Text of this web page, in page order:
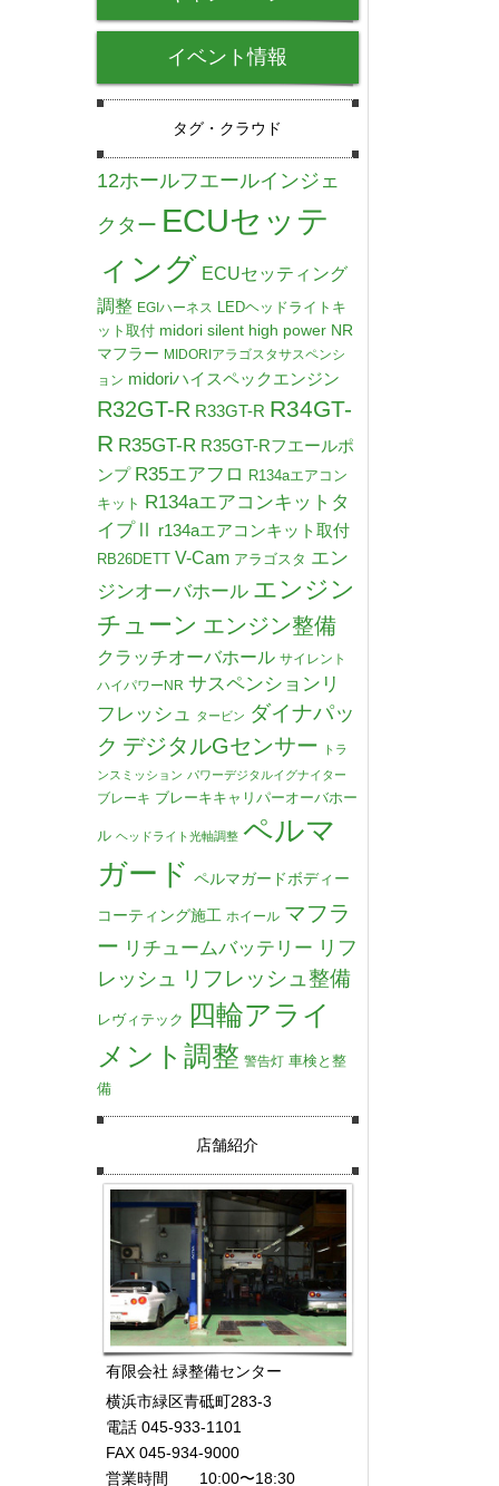
イベント情報
タグ・クラウド
12ホールフエールインジェ
クター ECUセッテ
ィング ECUセッティング
調整 EGIハーネス LEDヘッドライトキ
ット取付 midori silent high power NR
マフラー MIDORIアラゴスタサスペンシ
ョン midoriハイスペックエンジン
R32GT-R R33GT-R R34GT-
R R35GT-R R35GT-Rフエールポ
ンプ R35エアフロ R134aエアコン
キット R134aエアコンキットタ
イプⅡ
r134aエアコンキット取付
RB26DETT V-Cam アラゴスタ エン
ジンオーバホール エンジン
チューン エンジン整備
クラッチオーバホール サイレント
ハイパワーNR サスペンションリ
フレッシュ
タービン ダイナパッ
ク デジタルGセンサー
トラ
ンスミッション パワーデジタルイグナイター
ブレーキ ブレーキキャリパーオーバホー
ル ヘッドライト光軸調整 ペルマ
ガード ペルマガードボディー
コーティング施工 ホイール マフラ
ー リチュームバッテリー リフ
レッシュ
リフレッシュ整備
レヴィテック 四輪アライ
メント調整 警告灯 車検と整
備
店舗紹介
有限会社 緑整備センター
横浜市緑区青砥町283-3
電話 045-933-1101
FAX 045-934-9000
営業時間 10:00〜18:30